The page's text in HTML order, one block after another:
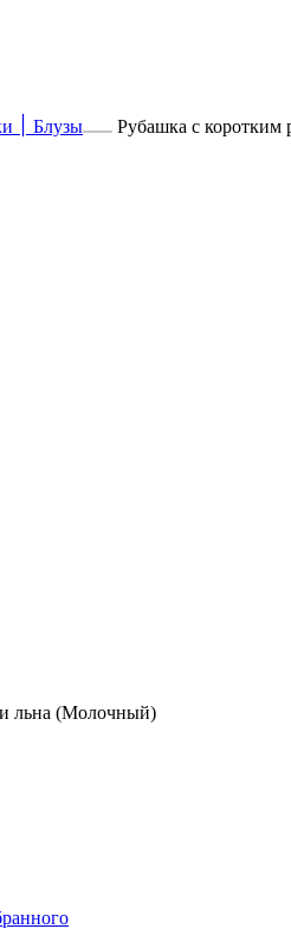
Рубашки ׀ Блузы Рубашка с коротким
и льна (Молочный)